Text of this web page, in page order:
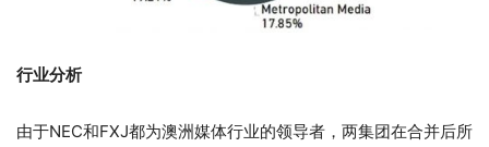
行业分析
由于NEC和FXJ都为澳洲媒体行业的领导者，两集团在合并后所